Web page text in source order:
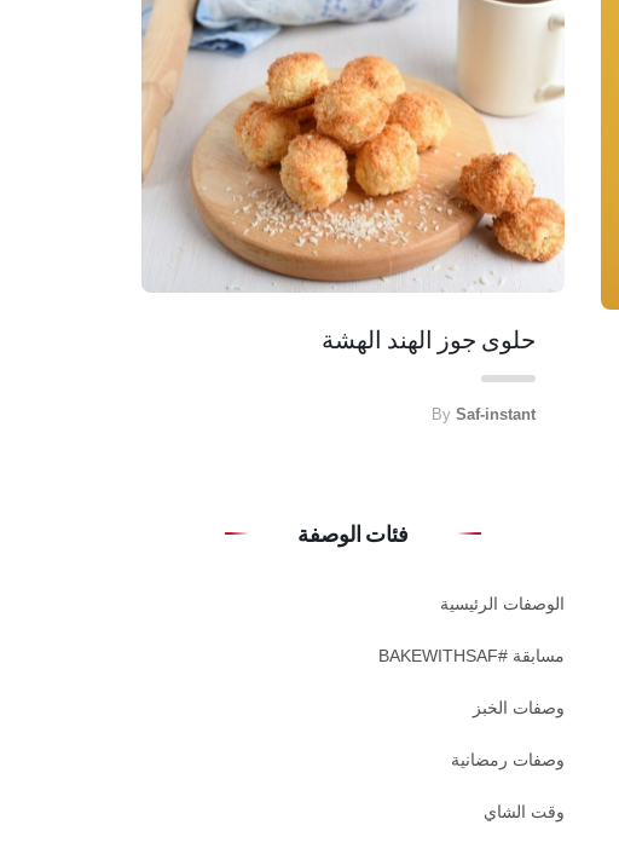
حلوى جوز الهند الهشة
By Saf-instant
فئات الوصفة
الوصفات الرئيسية
مسابقة #BAKEWITHSAF
وصفات الخبز
وصفات رمضانية
وقت الشاي